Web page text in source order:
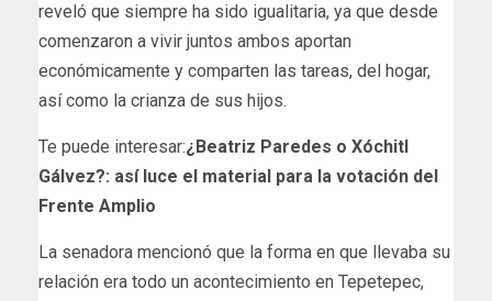
reveló que siempre ha sido igualitaria, ya que desde
comenzaron a vivir juntos ambos aportan
económicamente y comparten las tareas, del hogar,
así como la crianza de sus hijos.
Te puede interesar:¿Beatriz Paredes o Xóchitl
Gálvez?: así luce el material para la votación del
Frente Amplio
La senadora mencionó que la forma en que llevaba su
relación era todo un acontecimiento en Tepetepec,